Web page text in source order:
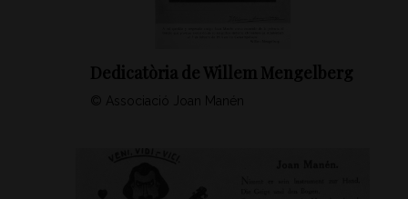
Dedicatòria de Willem Mengelberg
© Associació Joan Manén